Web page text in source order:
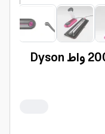
مكواة شعر دايسون لاسلكي 200 واط Dyson